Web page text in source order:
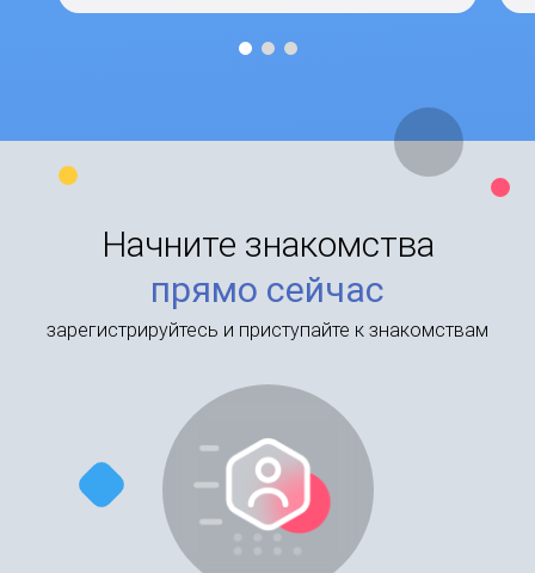
Начните знакомства
прямо сейчас
зарегистрируйтесь и приступайте к знакомствам